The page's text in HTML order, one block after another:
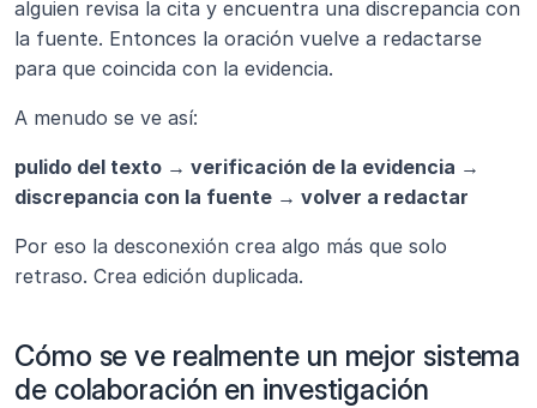
alguien revisa la cita y encuentra una discrepancia con
la fuente. Entonces la oración vuelve a redactarse
para que coincida con la evidencia.
A menudo se ve así:
pulido del texto → verificación de la evidencia →
discrepancia con la fuente → volver a redactar
Por eso la desconexión crea algo más que solo
retraso. Crea edición duplicada.
Cómo se ve realmente un mejor sistema
de colaboración en investigación